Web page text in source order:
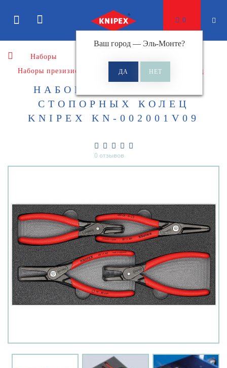
Ваш город — Эль-Монте?
0
Наборы
Наборы презизионных щипцов для стопорных колец
НАБОР ЩИПЦОВ ДЛЯ
СТОПОРНЫХ КОЛЕЦ
KNIPEX KN-002001V09
0 отзывов